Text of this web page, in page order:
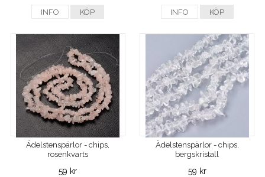
INFO KÖP INFO KÖP
Ädelstenspärlor - chips,
rosenkvarts
59 kr
Ädelstenspärlor - chips,
bergskristall
59 kr